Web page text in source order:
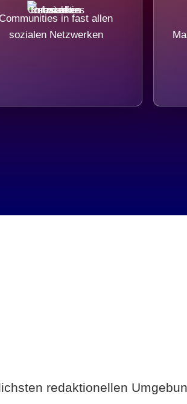
Communities in fast allen
sozialen Netzwerken
redaktionellen